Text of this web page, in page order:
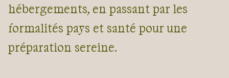
hébergements, en passant par les
formalités pays et santé pour une
préparation sereine.